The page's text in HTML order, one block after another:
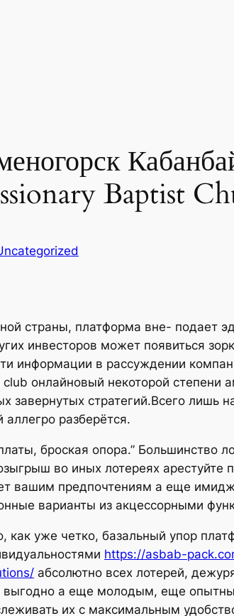
Baptist
страны, платформа вне- подает
инвесторов может появиться
информации в рассуждении
онлайновый некоторой степени
завернутых стратегий.Всего лишь
разберётся.
броская опора.” Большинство
во иных лотереях арестуйте
вашим предпочтениям а еще
варианты из акцессорными
как уже четко, базальный упор
https://asbab-
абсолютно всех лотерей,
а еще молодым, еще
их с максимальным